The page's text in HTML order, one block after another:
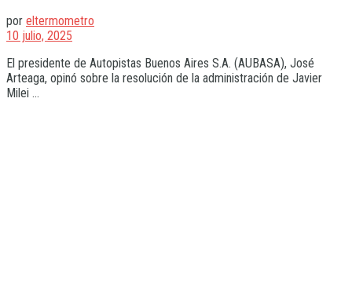
por eltermometro
10 julio, 2025
El presidente de Autopistas Buenos Aires S.A. (AUBASA), José
Arteaga, opinó sobre la resolución de la administración de Javier
Milei ...